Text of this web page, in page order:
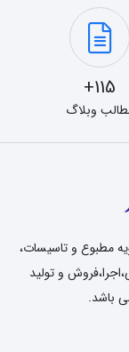
115+
وبلاگ
در عرصه ی تهویه مطبوع و تاسیسات،
و تولید
باشد.